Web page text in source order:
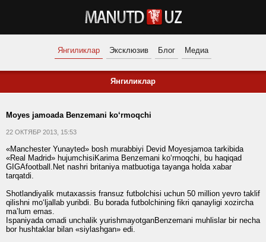
Янгиликлар Эксклюзив Блог Медиа
Янгиликлар
Moyes jamoada Benzemani ko‘rmoqchi
22 ОКТЯБР 2013, 15:53
«Manchester Yunayted» bosh murabbiyi Devid Moyesjamoa tarkibida
«Real Madrid» hujumchisiKarima Benzemani ko‘rmoqchi, bu haqiqad
GIGAfootball.Net nashri britaniya matbuotiga tayanga holda xabar
tarqatdi.
Shotlandiyalik mutaxassis fransuz futbolchisi uchun 50 million yevro taklif
qilishni mo‘ljallab yuribdi. Bu borada futbolchining fikri qanayligi xozircha
maʼlum emas.
Ispaniyada omadi unchalik yurishmayotganBenzemani muhlislar bir necha
bor hushtaklar bilan «siylashgan» edi.